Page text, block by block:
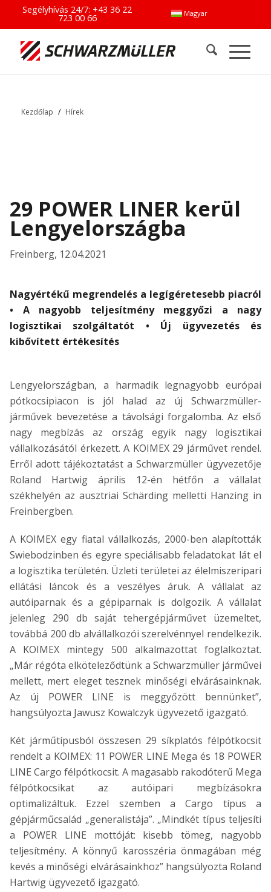
Magyar
Segélyhívás 24/7:+43 36 22
723 00 66
Kezdőlap / Hírek
29 POWER LINER kerül
Lengyelországba
Freinberg, 12.04.2021
Nagyértékű megrendelés a legígéretesebb piacról
• A nagyobb teljesítmény meggyőzi a nagy
logisztikai szolgáltatót • Új ügyvezetés és
kibővített értékesítés
Lengyelországban, a harmadik legnagyobb európai
pótkocsipiacon is jól halad az új Schwarzmüller-
járművek bevezetése a távolsági forgalomba. Az első
nagy megbízás az ország egyik nagy logisztikai
vállalkozásától érkezett. A KOIMEX 29 járművet rendel.
Erről adott tájékoztatást a Schwarzmüller ügyvezetője
Roland Hartwig április 12-én hétfőn a vállalat
székhelyén az ausztriai Schärding melletti Hanzing in
Freinbergben.
A KOIMEX egy fiatal vállalkozás, 2000-ben alapították
Swiebodzinben és egyre speciálisabb feladatokat lát el
a logisztika területén. Üzleti területei az élelmiszeripari
ellátási láncok és a veszélyes áruk. A vállalat az
autóiparnak és a gépiparnak is dolgozik. A vállalat
jelenleg 290 db saját tehergépjárművet üzemeltet,
továbbá 200 db alvállalkozói szerelvénnyel rendelkezik.
A KOIMEX mintegy 500 alkalmazottat foglalkoztat.
„Már régóta elköteleződtünk a Schwarzmüller járművei
mellett, mert eleget tesznek minőségi elvárásainknak.
Az új POWER LINE is meggyőzött bennünket”,
hangsúlyozta Jawusz Kowalczyk ügyvezető igazgató.
Két járműtípusból összesen 29 síkplatós félpótkocsit
rendelt a KOIMEX: 11 POWER LINE Mega és 18 POWER
LINE Cargo félpótkocsit. A magasabb rakodóterű Mega
félpótkocsikat az autóipari megbízásokra
optimalizáltuk. Ezzel szemben a Cargo típus a
gépjárműcsalád „generalistája”. „Mindkét típus teljesíti
a POWER LINE mottóját: kisebb tömeg, nagyobb
teljesítmény. A könnyű karosszéria önmagában még
kevés a minőségi elvárásainkhoz” hangsúlyozta Roland
Hartwig ügyvezető igazgató.